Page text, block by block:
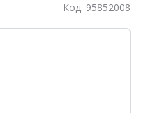
Код: 95852008